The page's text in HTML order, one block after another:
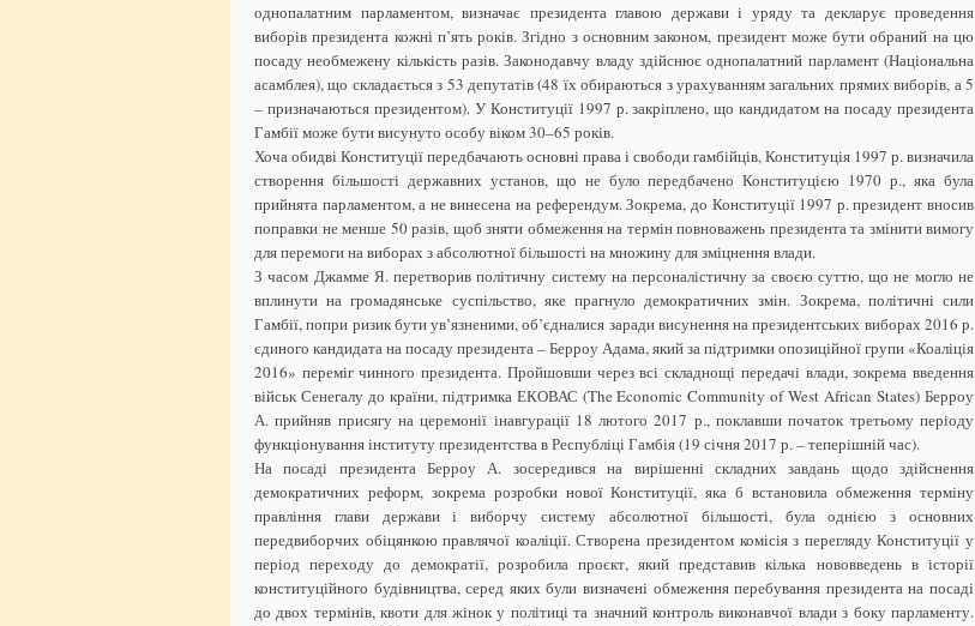
однопалатним парламентом, визначає президента главою держави і уряду та декларує проведення
виборів президента кожні п’ять років. Згідно з основним законом, президент може бути обраний на цю
посаду необмежену кількість разів. Законодавчу владу здійснює однопалатний парламент (Національна
асамблея), що складається з 53 депутатів (48 їх обираються з урахуванням загальних прямих виборів, а 5
– призначаються президентом). У Конституції 1997 р. закріплено, що кандидатом на посаду президента
Гамбії може бути висунуто особу віком 30–65 років.
Хоча обидві Конституції передбачають основні права і свободи гамбійців, Конституція 1997 р. визначила
створення більшості державних установ, що не було передбачено Конституцією 1970 р., яка була
прийнята парламентом, а не винесена на референдум. Зокрема, до Конституції 1997 р. президент вносив
поправки не менше 50 разів, щоб зняти обмеження на термін повноважень президента та змінити вимогу
для перемоги на виборах з абсолютної більшості на множину для зміцнення влади.
З часом Джамме Я. перетворив політичну систему на персоналістичну за своєю суттю, що не могло не
вплинути на громадянське суспільство, яке прагнуло демократичних змін. Зокрема, політичні сили
Гамбії, попри ризик бути ув’язненими, об’єдналися заради висунення на президентських виборах 2016 р.
єдиного кандидата на посаду президента – Берроу Адама, який за підтримки опозиційної групи «Коаліція
2016» переміг чинного президента. Пройшовши через всі складнощі передачі влади, зокрема введення
військ Сенегалу до країни, підтримка ЕКОВАС (The Economic Community of West African States) Берроу
А. прийняв присягу на церемонії інавгурації 18 лютого 2017 р., поклавши початок третьому періоду
функціонування інституту президентства в Республіці Гамбія (19 січня 2017 р. – теперішній час).
На посаді президента Берроу А. зосередився на вирішенні складних завдань щодо здійснення
демократичних реформ, зокрема розробки нової Конституції, яка б встановила обмеження терміну
правління глави держави і виборчу систему абсолютної більшості, була однією з основних
передвиборчих обіцянкою правлячої коаліції. Створена президентом комісія з перегляду Конституції у
період переходу до демократії, розробила проєкт, який представив кілька нововведень в історії
конституційного будівництва, серед яких були визначені обмеження перебування президента на посаді
до двох термінів, квоти для жінок у політиці та значний контроль виконавчої влади з боку парламенту.